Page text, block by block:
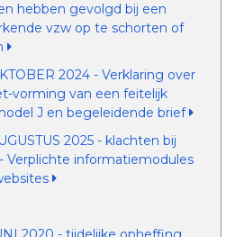
hebben gevolgd bij een
vzw op te schorten of
2024 - Verklaring over
vorming van een feitelijk
J en begeleidende brief
2025 - klachten bij
Verplichte informatiemodules